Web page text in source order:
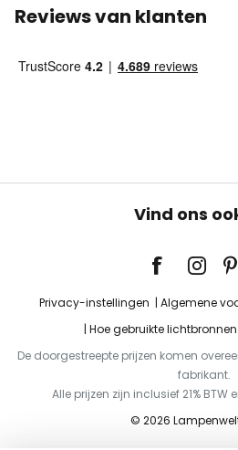
Reviews van klanten
Vind ons
Privacy-instellingen Algemene
Hoe gebruikte
De doorgestreepte prijzen komen
fabrikant.
Alle prijzen zijn inclusief 21% BTW
© 2026